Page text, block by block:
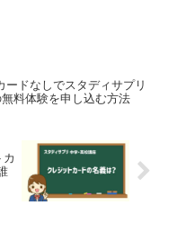
ードなしでスタディサプリ
料体験を申し込む方法